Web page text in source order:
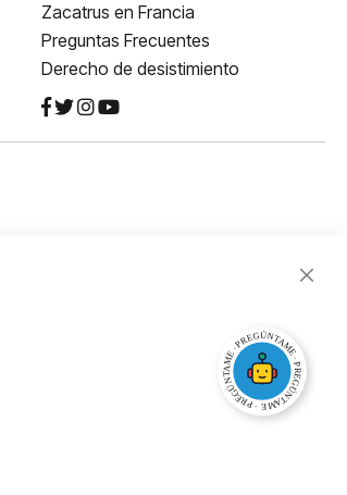
Zacatrus en Francia
Preguntas Frecuentes
Derecho de desistimiento